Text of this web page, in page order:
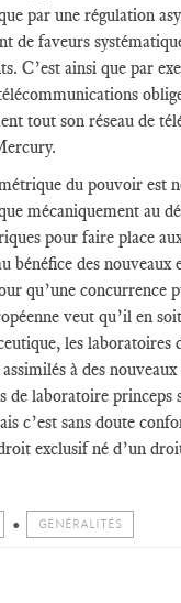
par une régulation
de faveurs
C’est ainsi que par
tout son réseau de
du pouvoir est
mécaniquement au
pour faire place
bénéfice des nouveaux
qu’une concurrence
veut qu’il en
les laboratoires
à des
de laboratoire princeps
c’est sans doute
exclusif né d’un
GÉNÉRALITÉS